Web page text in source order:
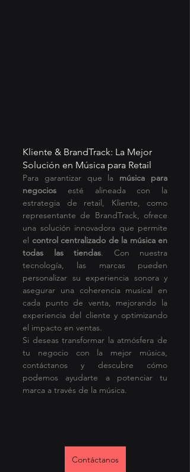
Kliente & BrandTrack: La Mejor
Solución en Música para Retail
Para garantizar que la música para
negocios esté alineada con la
estrategia de retail, Kliente, como
representante de BrandTrack, ofrece
una solución innovadora que permite
el control centralizado de la música en
todas las tiendas . Con nuestra
tecnología, las marcas pueden
personalizar su experiencia sonora y
asegurar una coherencia musical en
cada punto de venta, mejorando la
experiencia del cliente y optimizando
el impacto en ventas.
Si deseas transformar la atmósfera de
tu negocio con la mejor música,
contáctanos y descubre cómo
podemos ayudarte a potenciar tu
marca a través de la música.
Contáctanos